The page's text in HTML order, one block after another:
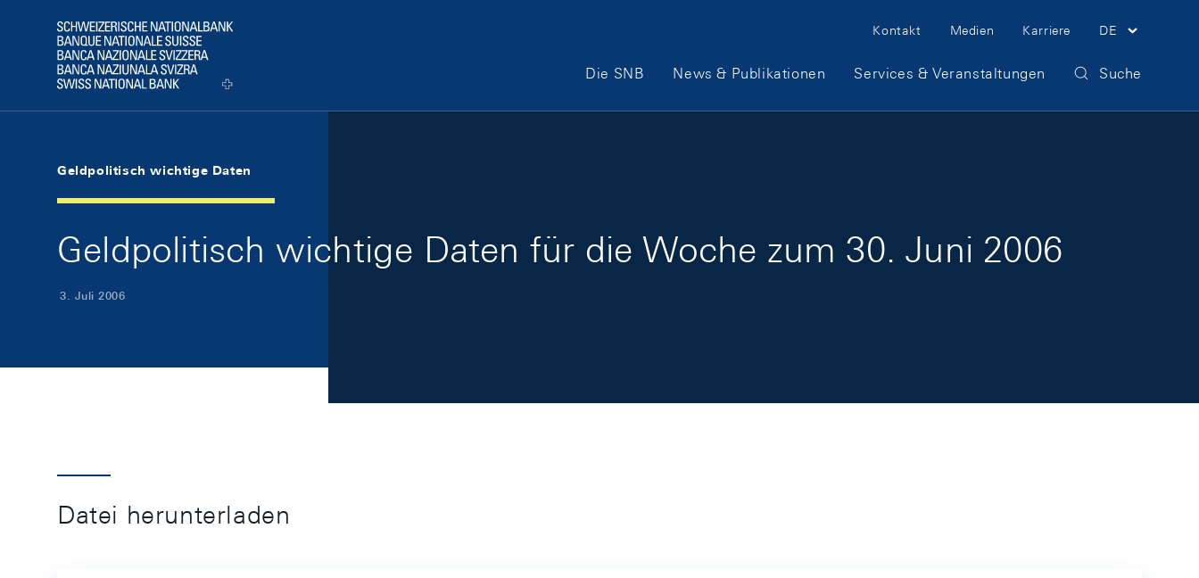
Logo
Meta Navigation
Kontakt Medien Karriere DE
Hauptnavigation
Die SNB News & Publikationen Services & Veranstaltungen Suche
Geldpolitisch wichtige Daten
Geldpolitisch wichtige Daten für die Woche zum 30. Juni 2006
3. Juli 2006
Datei herunterladen